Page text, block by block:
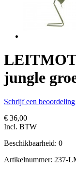
jungle
Schrijf een
€ 36,00
Incl. BTW
Beschikbaarheid: 0
Artikelnummer: 237-